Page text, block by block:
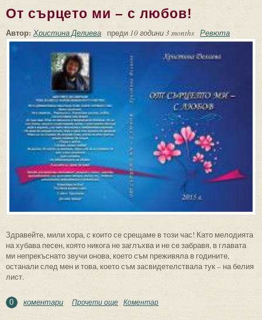
От сърцето ми – с любов!
Автор: Христина Делиева преди 10 години 3 months Ревюта
Здравейте, мили хора, с които се срещаме в този час! Като мелодията
на хубава песен, която никога не заглъхва и не се забравя, в главата
ми непрекъснато звучи онова, което съм преживяла в годините,
останали след мен и това, което съм засвидетелствала тук – на белия
лист.
0 коментари Прочети още about От сърцето ми – с любов!
Коментар